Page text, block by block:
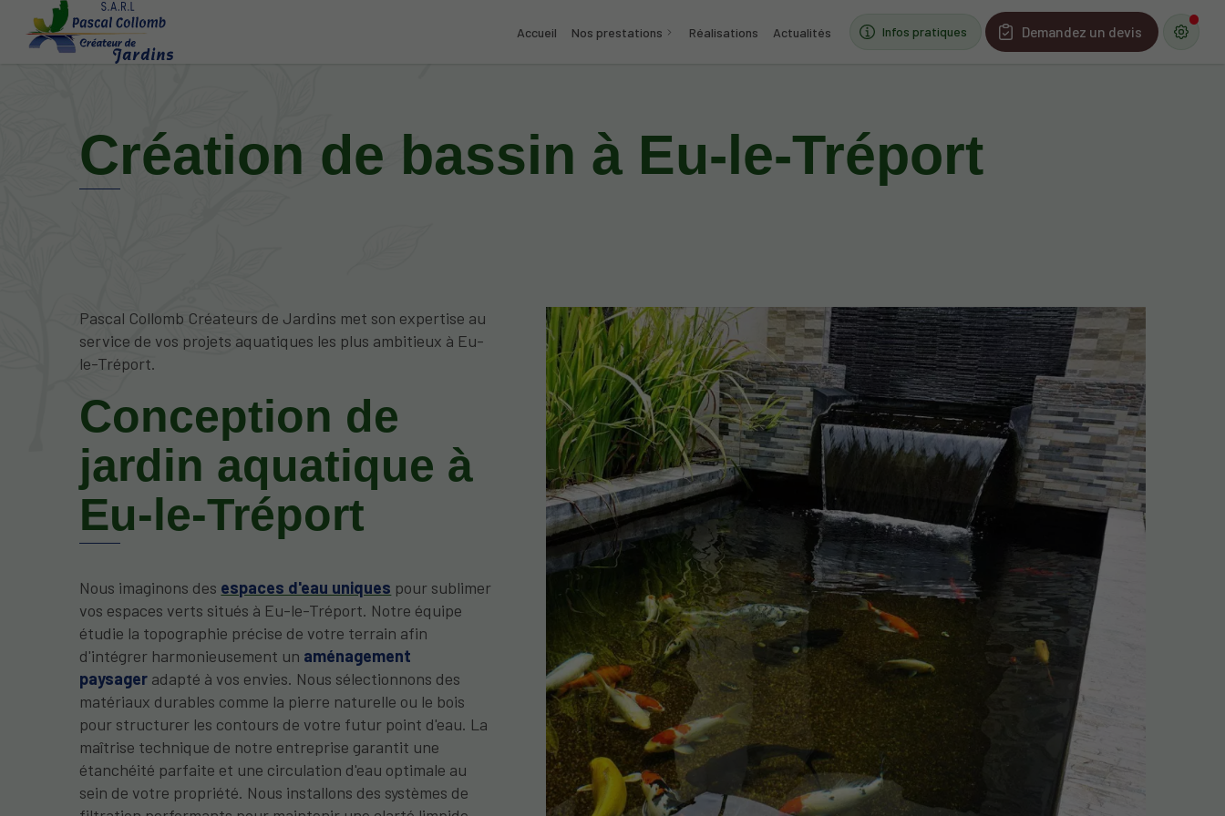
Accueil Nos prestations Réalisations Actualités Infos pratiques Demandez un devis
Création de bassin à Eu-le-Tréport
Pascal Collomb Créateurs de Jardins met son expertise au
service de vos projets aquatiques les plus ambitieux à Eu-
le-Tréport.
Conception de
jardin aquatique à
Eu-le-Tréport
Nous imaginons des espaces d'eau uniques pour sublimer
vos espaces verts situés à Eu-le-Tréport. Notre équipe
étudie la topographie précise de votre terrain afin
d'intégrer harmonieusement un aménagement
paysager adapté à vos envies. Nous sélectionnons des
matériaux durables comme la pierre naturelle ou le bois
pour structurer les contours de votre futur point d'eau. La
maîtrise technique de notre entreprise garantit une
étanchéité parfaite et une circulation d'eau optimale au
sein de votre propriété. Nous installons des systèmes de